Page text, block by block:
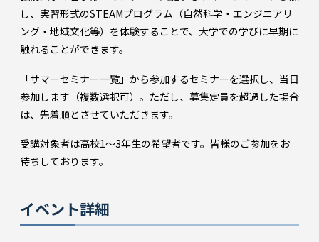
し、実習形式のSTEAMプログラム（自然科学・エンジニアリ
ング・地域文化等）を体験することで、大学での学びに早期に
触れることができます。
「サマーセミナー一覧」から参加するセミナーを選択し、当日
参加します（複数選択可）。ただし、募集定員を超過した場合
は、先着順とさせていただきます。
受講対象者は高校1～3年生の希望者です。皆様のご参加をお
待ちしております。
イベント詳細